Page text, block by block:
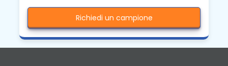
Richiedi un campione